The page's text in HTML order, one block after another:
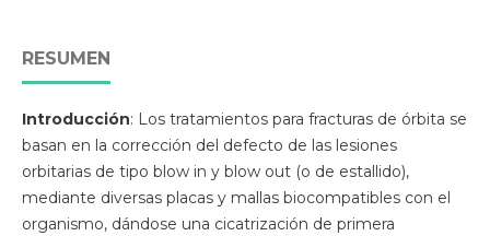
RESUMEN
Introducción: Los tratamientos para fracturas de órbita se
basan en la corrección del defecto de las lesiones
orbitarias de tipo blow in y blow out (o de estallido),
mediante diversas placas y mallas biocompatibles con el
organismo, dándose una cicatrización de primera